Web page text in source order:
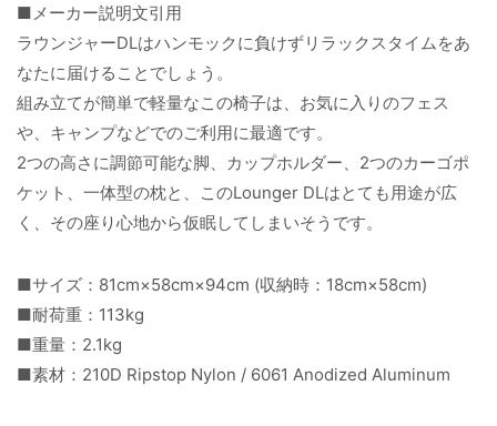
■メーカー説明文引用
ラウンジャーDLはハンモックに負けずリラックスタイムをあ
なたに届けることでしょう。
組み立てが簡単で軽量なこの椅子は、お気に入りのフェス
や、キャンプなどでのご利用に最適です。
2つの高さに調節可能な脚、カップホルダー、2つのカーゴポ
ケット、一体型の枕と、このLounger DLはとても用途が広
く、その座り心地から仮眠してしまいそうです。
■サイズ：81cm×58cm×94cm (収納時：18cm×58cm)
■耐荷重：113kg
■重量：2.1kg
■素材：210D Ripstop Nylon / 6061 Anodized Aluminum